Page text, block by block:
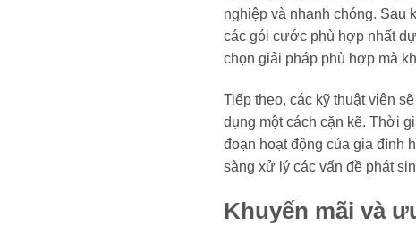
nghiệp và nhanh chóng. Sau
các gói cước phù hợp nhất
chọn giải pháp phù hợp mà
Tiếp theo, các kỹ thuật viên
dụng một cách cặn kẽ. Thời
đoạn hoạt động của gia đình
sàng xử lý các vấn đề phát
Khuyến mãi và